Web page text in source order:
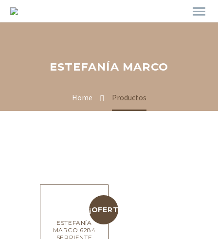
ESTEFANÍA MARCO
Home Productos
¡OFERTA!
ESTEFANÍA
MARCO 6284
SERPIENTE